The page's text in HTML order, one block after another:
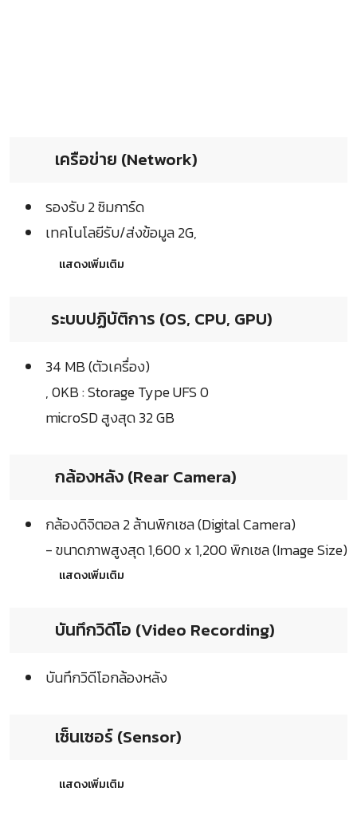
เครือข่าย (Network)
รองรับ 2 ซิมการ์ด
เทคโนโลยีรับ/ส่งข้อมูล 2G,
แสดงเพิ่มเติม
ระบบปฏิบัติการ (OS, CPU, GPU)
34 MB (ตัวเครื่อง)
, 0KB : Storage Type UFS 0
microSD สูงสุด 32 GB
กล้องหลัง (Rear Camera)
กล้องดิจิตอล 2 ล้านพิกเซล (Digital Camera)
- ขนาดภาพสูงสุด 1,600 x 1,200 พิกเซล (Image Size)
แสดงเพิ่มเติม
บันทึกวิดีโอ (Video Recording)
บันทึกวิดีโอกล้องหลัง
เซ็นเซอร์ (Sensor)
แสดงเพิ่มเติม